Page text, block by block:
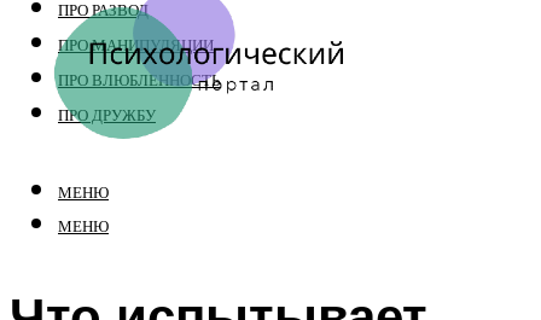
ПРО РАЗВОД
ПРО МАНИПУЛЯЦИИ
ПРО ВЛЮБЛЕННОСТЬ
ПРО ДРУЖБУ
МЕНЮ
МЕНЮ